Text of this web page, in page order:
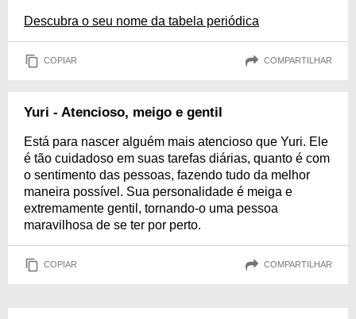
Descubra o seu nome da tabela periódica
COPIAR COMPARTILHAR
Yuri - Atencioso, meigo e gentil
Está para nascer alguém mais atencioso que Yuri. Ele
é tão cuidadoso em suas tarefas diárias, quanto é com
o sentimento das pessoas, fazendo tudo da melhor
maneira possível. Sua personalidade é meiga e
extremamente gentil, tornando-o uma pessoa
maravilhosa de se ter por perto.
COPIAR COMPARTILHAR